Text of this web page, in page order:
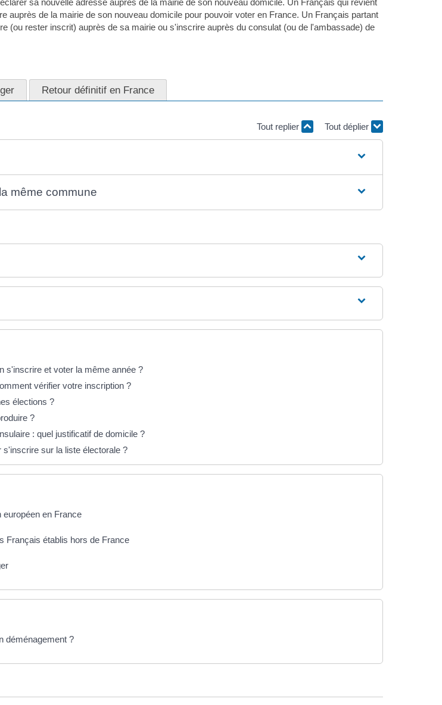
auprès de la mairie de son nouveau domicile pour pouvoir voter en France. Un Français partant
(ou rester inscrit) auprès de sa mairie ou s'inscrire auprès du consulat (ou de l'ambassade) de
Retour définitif en France
Tout replier Tout déplier
même commune
s'inscrire et voter la même année ?
vérifier votre inscription ?
élections ?
?
: quel justificatif de domicile ?
sur la liste électorale ?
en France
Français établis hors de France
déménagement ?